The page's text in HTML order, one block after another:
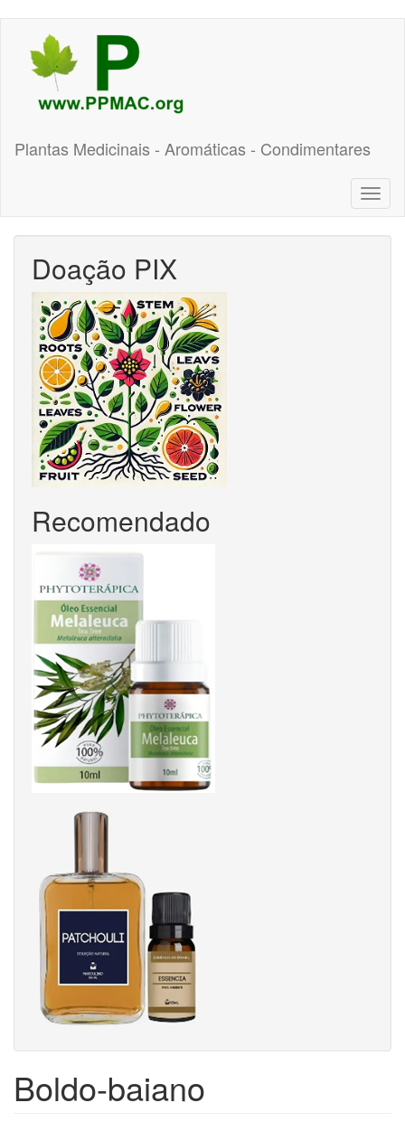
conteúdo
principal
Plantas Medicinais - Aromáticas - Condimentares
Doação PIX
Recomendado
Boldo-baiano